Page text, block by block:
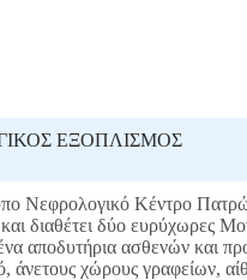
ΕΞΟΠΛΙΣΜΟΣ
Νεφρολογικό Κέντρο
διαθέτει δύο ευρύχωρες
αποδυτήρια ασθενών και
άνετους χώρους γραφείων,